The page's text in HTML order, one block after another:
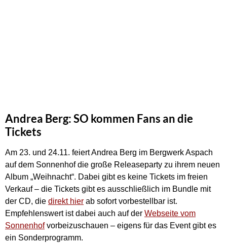
Andrea Berg: SO kommen Fans an die
Tickets
Am 23. und 24.11. feiert Andrea Berg im Bergwerk Aspach
auf dem Sonnenhof die große Releaseparty zu ihrem neuen
Album „Weihnacht“. Dabei gibt es keine Tickets im freien
Verkauf – die Tickets gibt es ausschließlich im Bundle mit
der CD, die direkt hier ab sofort vorbestellbar ist.
Empfehlenswert ist dabei auch auf der Webseite vom
Sonnenhofvorbeizuschauen – eigens für das Event gibt es
ein Sonderprogramm.